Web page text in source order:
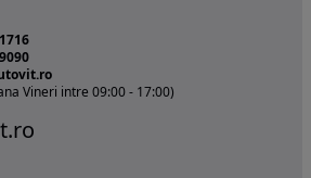
Vineri intre 09:00 - 17:00)